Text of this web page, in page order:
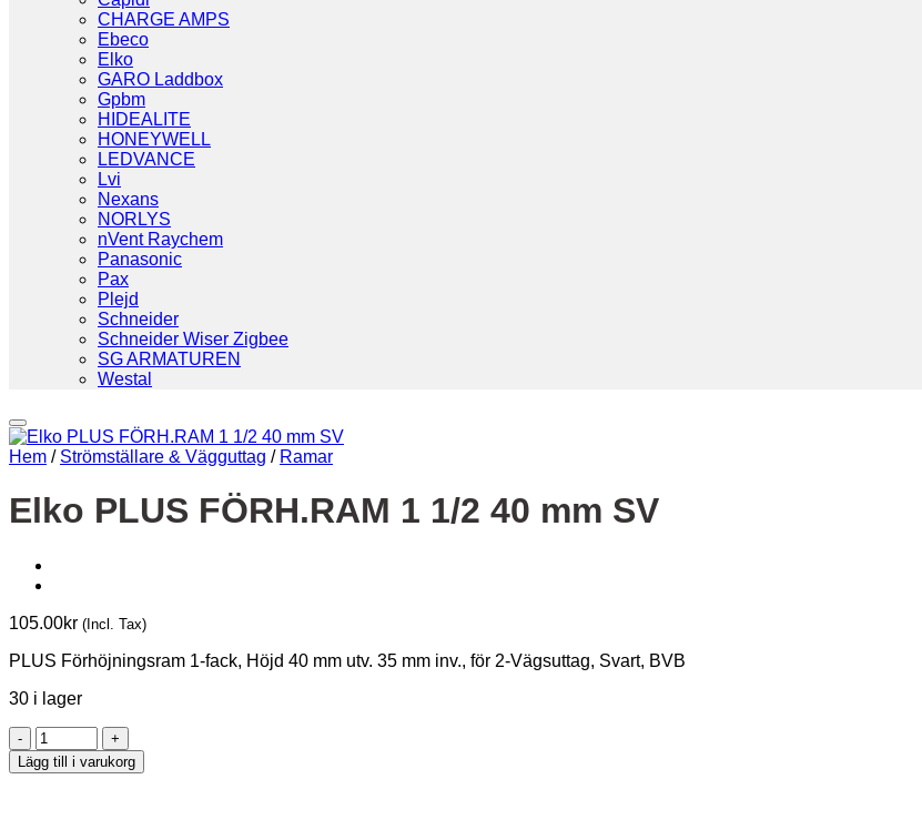
CHARGE AMPS
Ebeco
Elko
GARO Laddbox
Gpbm
HIDEALITE
HONEYWELL
LEDVANCE
Lvi
Nexans
NORLYS
nVent Raychem
Panasonic
Pax
Plejd
Schneider
Schneider Wiser Zigbee
SG ARMATUREN
Westal
Hem / Strömställare & Vägguttag / Ramar
Elko PLUS FÖRH.RAM 1 1/2 40 mm SV
105.00kr (Incl. Tax)
PLUS Förhöjningsram 1-fack, Höjd 40 mm utv. 35 mm inv., för 2-Vägsuttag, Svart, BVB
30 i lager
Elko
PLUS
FÖRH.RAM
Lägg till i varukorg